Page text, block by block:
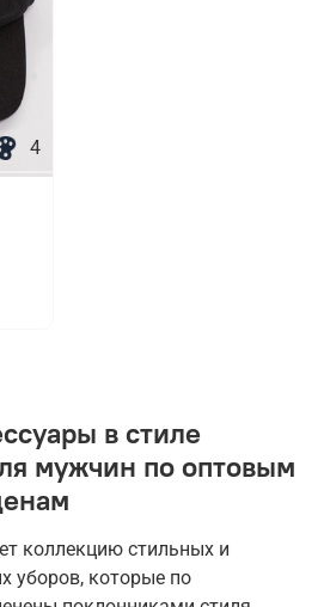
4
в стиле
мужчин по оптовым
коллекцию стильных и
уборов, которые по